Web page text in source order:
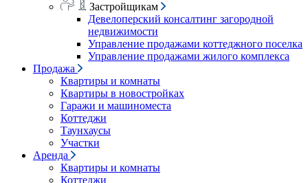
Застройщикам
Девелоперский консалтинг загородной
недвижимости
Управление продажами коттеджного поселка
Управление продажами жилого комплекса
Продажа
Квартиры и комнаты
Квартиры в новостройках
Гаражи и машиноместа
Коттеджи
Таунхаусы
Участки
Аренда
Квартиры и комнаты
Коттеджи